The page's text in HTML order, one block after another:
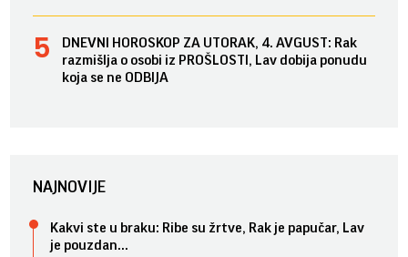
DNEVNI HOROSKOP ZA UTORAK, 4. AVGUST: Rak
razmišlja o osobi iz PROŠLOSTI, Lav dobija ponudu
koja se ne ODBIJA
NAJNOVIJE
Kakvi ste u braku: Ribe su žrtve, Rak je papučar, Lav
je pouzdan...